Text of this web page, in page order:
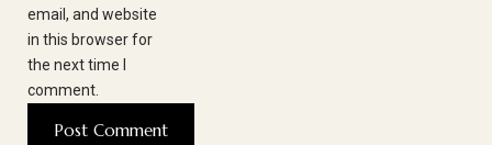
email, and website
in this browser for
the next time I
comment.